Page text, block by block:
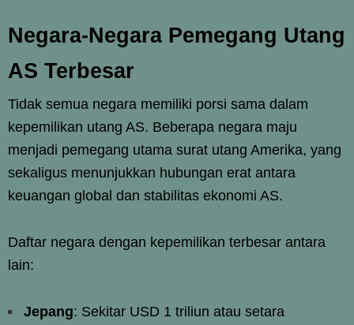
Negara-Negara Pemegang Utang
AS Terbesar
Tidak semua negara memiliki porsi sama dalam
kepemilikan utang AS. Beberapa negara maju
menjadi pemegang utama surat utang Amerika, yang
sekaligus menunjukkan hubungan erat antara
keuangan global dan stabilitas ekonomi AS.
Daftar negara dengan kepemilikan terbesar antara
lain:
Jepang: Sekitar USD 1 triliun atau setara